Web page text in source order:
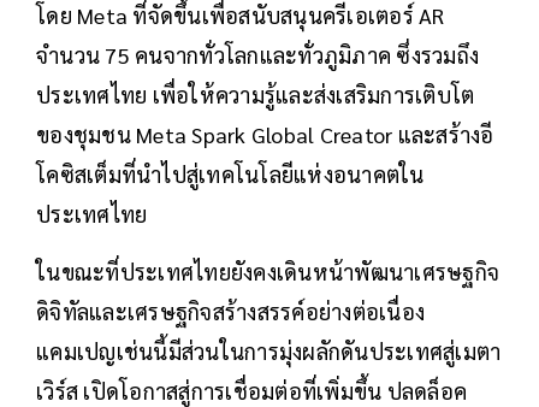
โดย Meta ที่จัดขึ้นเพื่อสนับสนุนครีเอเตอร์ AR
จำนวน 75 คนจากทั่วโลกและทั่วภูมิภาค ซึ่งรวมถึง
ประเทศไทย เพื่อให้ความรู้และส่งเสริมการเติบโต
ของชุมชน Meta Spark Global Creator และสร้างอี
โคซิสเต็มที่นำไปสู่เทคโนโลยีแห่งอนาคตใน
ประเทศไทย
ในขณะที่ประเทศไทยยังคงเดินหน้าพัฒนาเศรษฐกิจ
ดิจิทัลและเศรษฐกิจสร้างสรรค์อย่างต่อเนื่อง
แคมเปญเช่นนี้มีส่วนในการมุ่งผลักดันประเทศสู่เมตา
เวิร์ส เปิดโอกาสสู่การเชื่อมต่อที่เพิ่มขึ้น ปลดล็อค